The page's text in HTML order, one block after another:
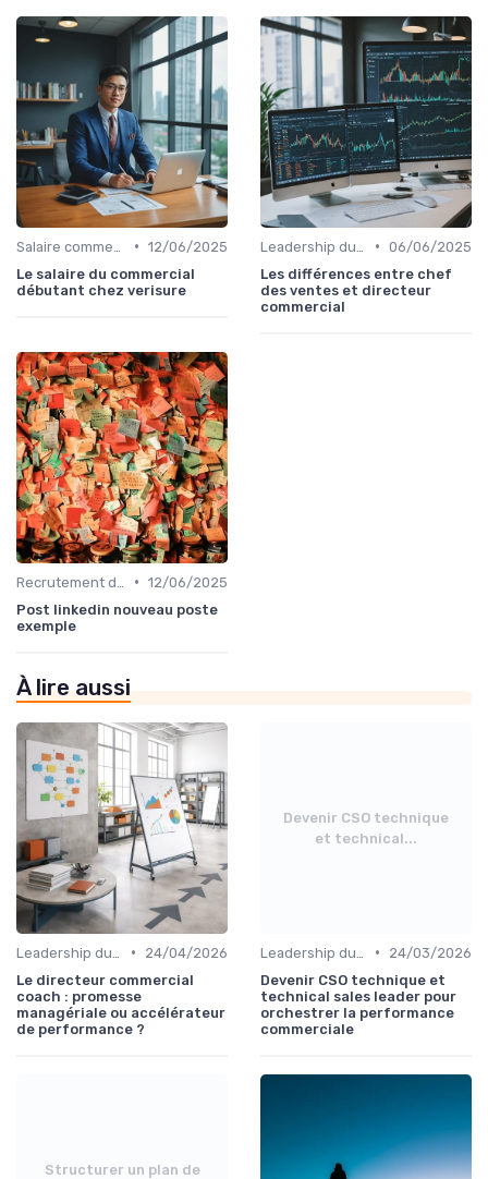
• 12/06/2025
Le salaire du commercial
débutant chez verisure
• 06/06/2025
Les différences entre chef
des ventes et directeur
commercial​
• 12/06/2025
Post linkedin nouveau poste
exemple
À lire aussi
•
24/04/2026
Le directeur commercial
coach : promesse
managériale ou accélérateur
de performance ?
Devenir CSO technique
et technical...
•
24/03/2026
Devenir CSO technique et
technical sales leader pour
orchestrer la performance
commerciale
Structurer un plan de